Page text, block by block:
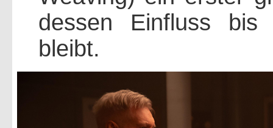
dessen Einfluss
bleibt.